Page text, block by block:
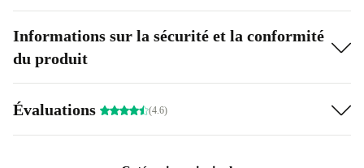
Informations sur la sécurité et la conformité
du produit
Évaluations (4.6)